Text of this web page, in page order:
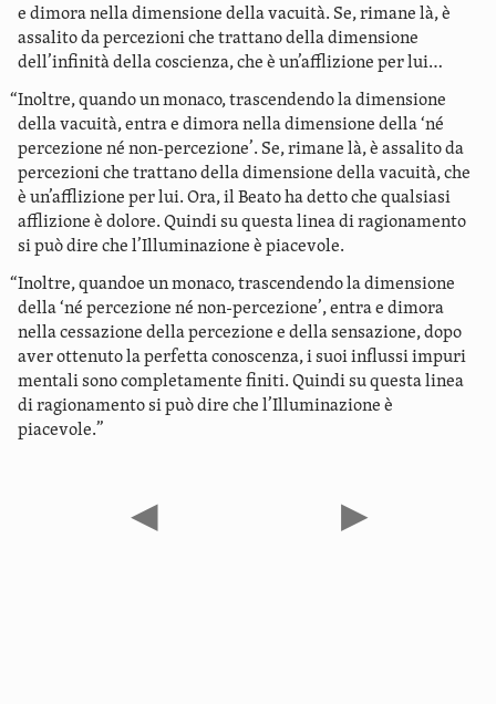
e dimora nella dimensione della vacuità. Se, rimane là, è
assalito da percezioni che trattano della dimensione
dell’infinità della coscienza, che è un’afflizione per lui…
“Inoltre, quando un monaco, trascendendo la dimensione
della vacuità, entra e dimora nella dimensione della ‘né
percezione né non-percezione’. Se, rimane là, è assalito da
percezioni che trattano della dimensione della vacuità, che
è un’afflizione per lui. Ora, il Beato ha detto che qualsiasi
afflizione è dolore. Quindi su questa linea di ragionamento
si può dire che l’Illuminazione è piacevole.
“Inoltre, quandoe un monaco, trascendendo la dimensione
della ‘né percezione né non-percezione’, entra e dimora
nella cessazione della percezione e della sensazione, dopo
aver ottenuto la perfetta conoscenza, i suoi influssi impuri
mentali sono completamente finiti. Quindi su questa linea
di ragionamento si può dire che l’Illuminazione è
piacevole.”
◀ ▶